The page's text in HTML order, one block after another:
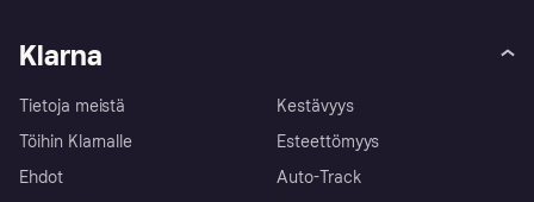
Klarna
Tietoja meistä
Töihin Klarnalle
Ehdot
Kestävyys
Esteettömyys
Auto-Track